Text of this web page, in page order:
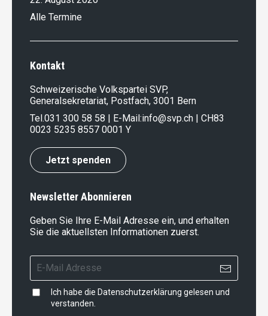
Alle Termine
Kontakt
Schweizerische Volkspartei SVP,
Generalsekretariat, Postfach, 3001 Bern
Tel.031 300 58 58 | E-Mail:info@svp.ch | CH83
0023 5235 8557 0001 Y
Jetzt spenden
Newsletter Abonnieren
Geben Sie Ihre E-Mail Adresse ein, und erhalten
Sie die aktuellsten Informationen zuerst.
Ich habe die Datenschutzerklärung gelesen und
verstanden.